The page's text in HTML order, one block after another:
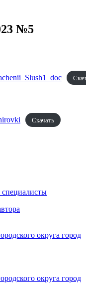
№5
Скачать
специалисты
округа город
округа город